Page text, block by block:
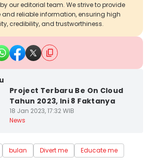
our editorial team. We strive to provide
reliable information, ensuring high
credibility, and trustworthiness.
Project Terbaru Be On Cloud
Tahun 2023, Ini 8 Faktanya
18 Jan 2023, 17:32 WIB
News
bulan Divert me Educate me